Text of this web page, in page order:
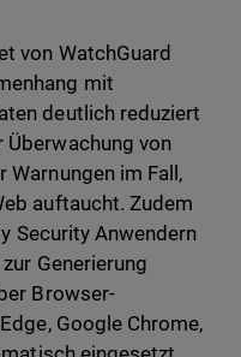
von WatchGuard
mit
deutlich reduziert
von
im Fall,
auftaucht. Zudem
Security Anwendern
Generierung
Browser-
Google Chrome,